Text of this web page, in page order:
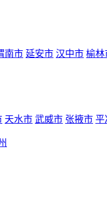
南市 延安市 汉中市 榆林
天水市 武威市 张掖市 平